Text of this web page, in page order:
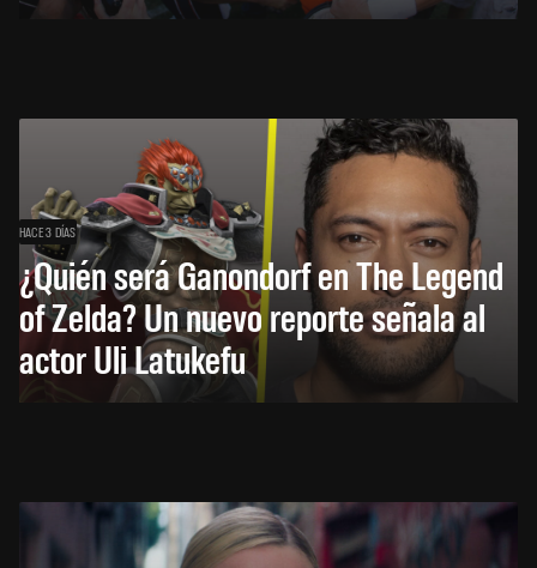
HACE 3 DÍAS
¿Quién será Ganondorf en The Legend
of Zelda? Un nuevo reporte señala al
actor Uli Latukefu